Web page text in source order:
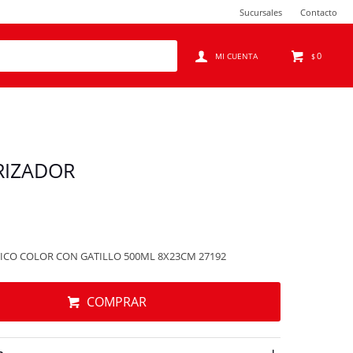
$0
Sucursales Contacto
COLOR CON GATILLO 500ML 8X23CM 27192
COMPRAR